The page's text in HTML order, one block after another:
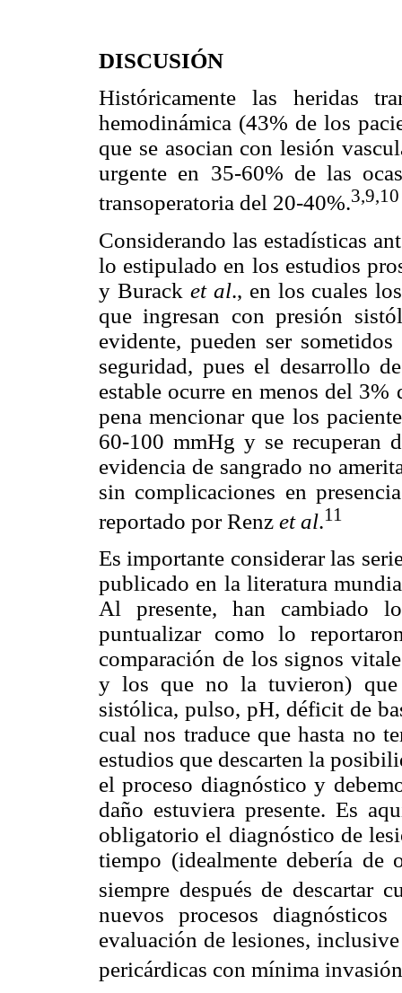
DISCUSIÓN
Históricamente las heridas
hemodinámica (43% de los
que se asocian con lesión
urgente en 35-60% de las
transoperatoria del 20-40%.3,9,10
Considerando las estadísticas
lo estipulado en los estudios
y Burack et al., en los cuales
que ingresan con presión
evidente, pueden ser
seguridad, pues el desarrollo
estable ocurre en menos del 3%
pena mencionar que los
60-100 mmHg y se recuperan
evidencia de sangrado no
sin complicaciones en
reportado por Renz et al.11
Es importante considerar las
publicado en la literatura
Al presente, han cambiado
puntualizar como lo
comparación de los signos
y los que no la tuvieron) que
sistólica, pulso, pH, déficit de
cual nos traduce que hasta no
estudios que descarten la
el proceso diagnóstico y
daño estuviera presente. Es
obligatorio el diagnóstico de
tiempo (idealmente debería
siempre después de descartar
nuevos procesos
evaluación de lesiones,
pericárdicas con mínima